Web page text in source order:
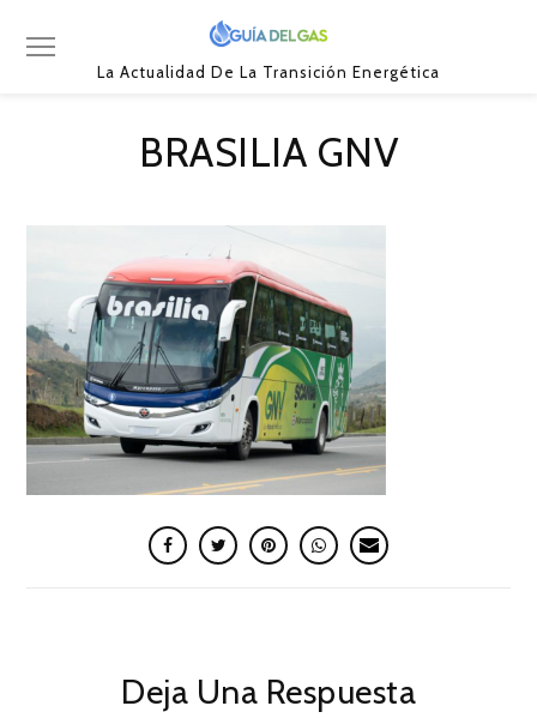
La Actualidad De La Transición Energética
BRASILIA GNV
Deja Una Respuesta